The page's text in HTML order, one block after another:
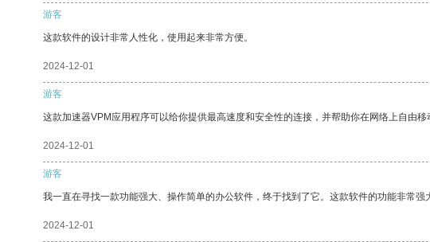
游客
这款软件的设计非常人性化，使用起来非常方便。
2024-12-01
游客
这款加速器VPM应用程序可以给你提供最高速度和安全性的连接，并帮助你在网络上自由移
2024-12-01
游客
我一直在寻找一款功能强大、操作简单的办公软件，终于找到了它。这款软件的功能非常
2024-12-01